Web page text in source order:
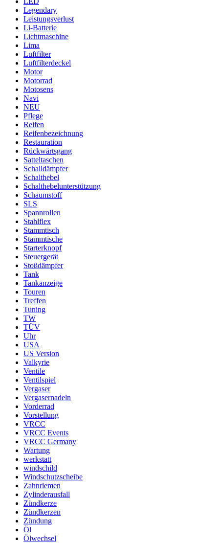
Legendary
Leistungsverlust
Li-Batterie
Lichtmaschine
Lima
Luftfilter
Luftfilterdeckel
Motor
Motorrad
Motosens
Navi
NEU
Pflege
Reifen
Reifenbezeichnung
Restauration
Rückwärtsgang
Satteltaschen
Schalldämpfer
Schalthebel
Schalthebelunterstützung
Schaumstoff
SLS
Spannrollen
Stahlflex
Stammtisch
Stammtische
Starterknopf
Steuergerät
Stoßdämpfer
Tank
Tankanzeige
Touren
Treffen
Tuning
TW
TÜV
Uhr
USA
US Version
Valkyrie
Ventile
Ventilspiel
Vergaser
Vergasernadeln
Vorderrad
Vorstellung
VRCC
VRCC Events
VRCC Germany
Wartung
werkstatt
windschild
Windschutzscheibe
Zahnriemen
Zylinderausfall
Zündkerze
Zündkerzen
Zündung
Öl
Ölwechsel